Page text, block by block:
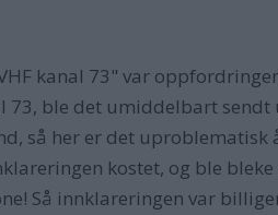
kanal 73" var
ble det umiddelbart
så her er det
kostet, og ble
Så innklareringen var